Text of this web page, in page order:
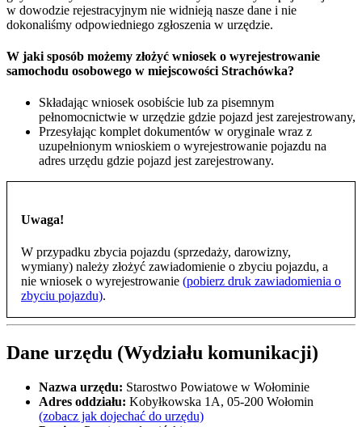
w dowodzie rejestracyjnym nie widnieją nasze dane i nie
dokonaliśmy odpowiedniego zgłoszenia w urzędzie.
W jaki sposób możemy złożyć wniosek o wyrejestrowanie
samochodu osobowego w miejscowości Strachówka?
Składając wniosek osobiście lub za pisemnym
pełnomocnictwie w urzędzie gdzie pojazd jest zarejestrowany,
Przesyłając komplet dokumentów w oryginale wraz z
uzupełnionym wnioskiem o wyrejestrowanie pojazdu na
adres urzędu gdzie pojazd jest zarejestrowany.
Uwaga!
W przypadku zbycia pojazdu (sprzedaży, darowizny,
wymiany) należy złożyć zawiadomienie o zbyciu pojazdu, a
nie wniosek o wyrejestrowanie (pobierz druk zawiadomienia o
zbyciu pojazdu).
Dane urzędu (Wydziału komunikacji)
Nazwa urzędu: Starostwo Powiatowe w Wołominie
Adres oddziału: Kobyłkowska 1A, 05-200 Wołomin
(zobacz jak dojechać do urzędu)